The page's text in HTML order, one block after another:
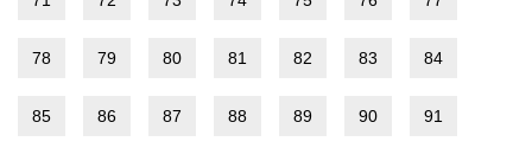
78 79 80 81 82 83 84
85 86 87 88 89 90 91